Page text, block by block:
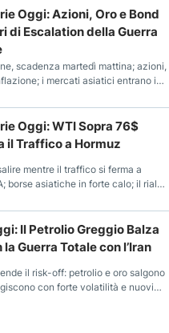
Oggi: Azioni, Oro e Bond
di Escalation della Guerra
scadenza martedì mattina; azioni,
i mercati asiatici entrano in
Oggi: WTI Sopra 76$
il Traffico a Hormuz
mentre il traffico si ferma a
borse asiatiche in forte calo; il rialzo
Il Petrolio Greggio Balza
Guerra Totale con l’Iran
il risk-off: petrolio e oro salgono
con forte volatilità e nuovi